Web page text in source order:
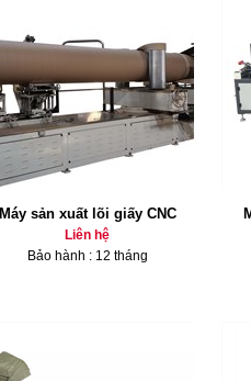
Máy sản xuất lõi giấy CNC
Liên hệ
Bảo hành : 12 tháng